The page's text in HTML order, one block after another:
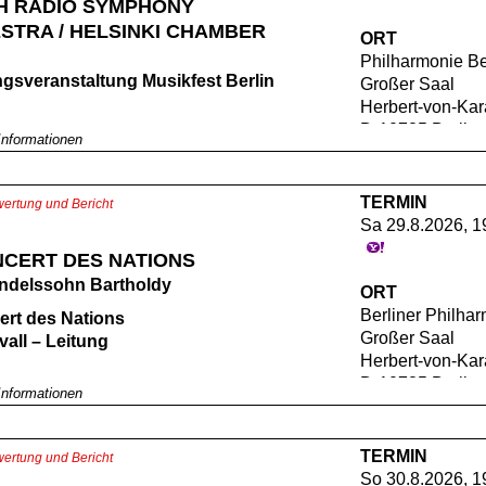
RADIO SYMPHONY
/ HELSINKI CHAMBER
Musikfest Berlin
– Sopran (Venus und Chef der
– Sopran (Mescalina)
– Countertenor (Fürst Go-Go)
Ablinger-Sperrhacke – Tenor (Piet
– Bariton (Nekrotzar)
– Bass (Astradamors)
– Sopran (Amanda)
– Mezzosopran (Amando)
– Tenor (Weißer Minister)
– Bariton (Schobiack)
– Bariton (Ruffiack)
ORT
Philharmonie
Großer Saal
Herbert-von-
D-10785 Berlin
und Bericht
DES NATIONS
Bartholdy
des Nations
– Leitung
Bartholdy (1809–1847):
3 a-Moll op. 56 „Schottische“
Die Hebriden („Fingals Höhle“) op. 26
TERMIN
Sa 29.8.2026,
ORT
Berliner
Großer Saal
Herbert-von-
D-10785 Berlin
und Bericht
TERMIN
So 30.8.2026,